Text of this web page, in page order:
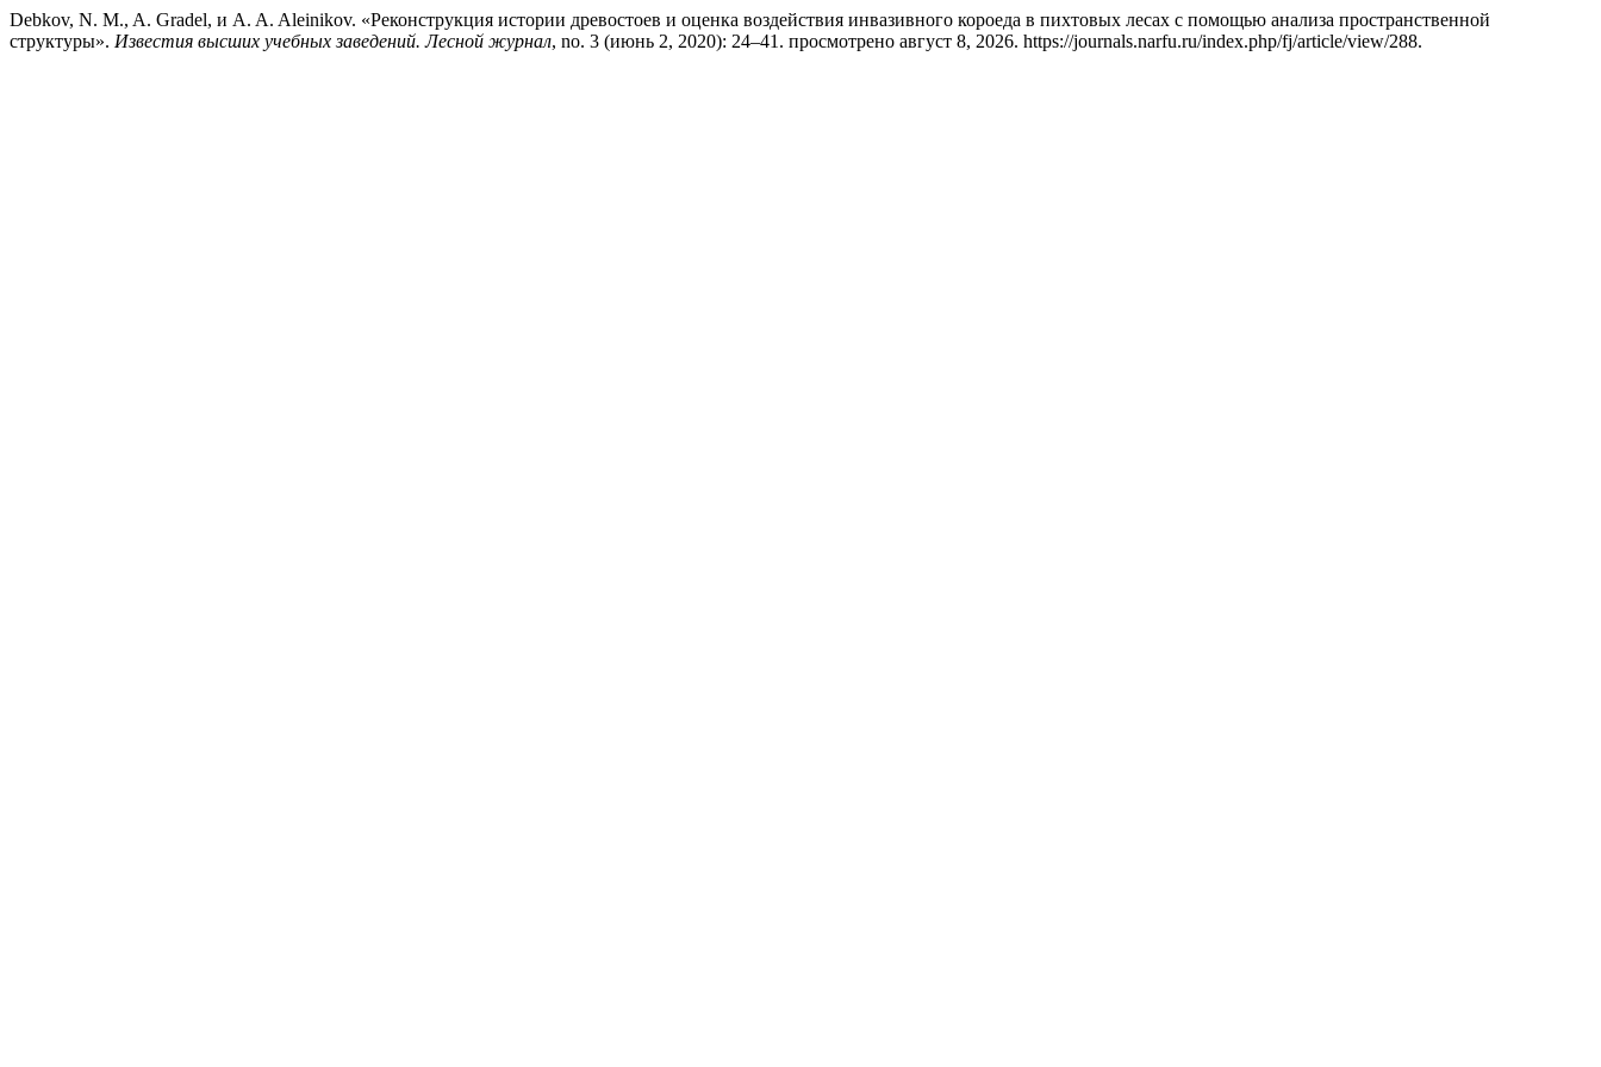
Debkov, N. M., A. Gradel, и A. A. Aleinikov. «Реконструкция истории древостоев и оценка воздействия инвазивного короеда в пихтовых лесах с помощью анализа пространственной
структуры». Известия высших учебных заведений. Лесной журнал, no. 3 (июнь 2, 2020): 24–41. просмотрено август 8, 2026. https://journals.narfu.ru/index.php/fj/article/view/288.